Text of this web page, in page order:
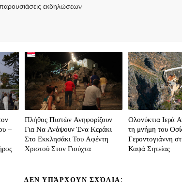
εκδηλώσεων
–
Πλήθος Πιστών Ανηφορίζουν
Για Να Ανάψουν Ένα Κεράκι
Στο Εκκλησάκι Του Αφέντη
Χριστού Στον Γιούχτα
Ολονύκτια Ιερά
τη μνήμη του
Γεροντογιάννη
Καψά Σητείας
ΔΕΝ ΥΠΆΡΧΟΥΝ ΣΧΌΛΙΑ: